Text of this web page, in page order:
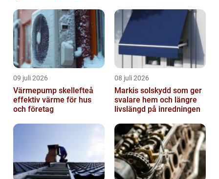
09 juli 2026
Värmepump skellefteå
effektiv värme för hus
och företag
08 juli 2026
Markis solskydd som ger
svalare hem och längre
livslängd på inredningen